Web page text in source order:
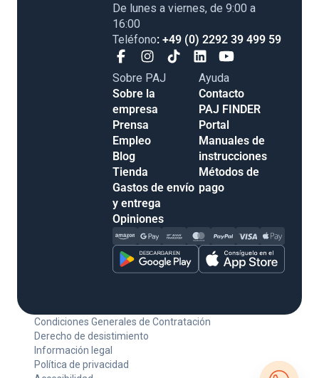
De lunes a viernes, de 9:00 a
16:00
Teléfono: +49 (0) 2292 39 499 59
Sobre PAJ
Sobre la
empresa
Prensa
Empleo
Blog
Tienda
Gastos de envío
y entrega
Opiniones
Ayuda
Contacto
PAJ FINDER
Portal
Manuales de
instrucciones
Métodos de
pago
Condiciones Generales de Contratación
Derecho de desistimiento
Información legal
Política de privacidad